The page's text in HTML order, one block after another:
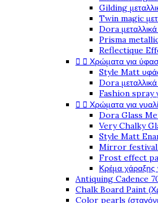
Gilding
Twin magic
Dora
Prisma
Reflectique
  Χρώματα για
Style Matt
Dora
Fashion spray
  Χρώματα για
Dora Glass
Very Chalky
Style Matt
Mirror festival
Frost effect
Κρέμα χάραξης
Antiquing Cadence
Chalk Board Paint
Color pearls